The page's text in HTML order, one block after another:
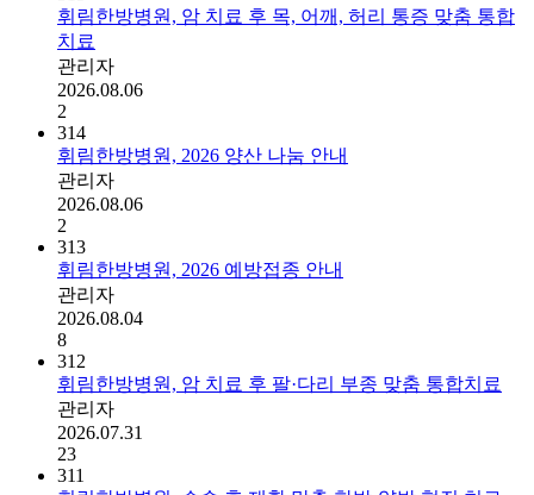
휘림한방병원, 암 치료 후 목, 어깨, 허리 통증 맞춤 통합
치료
관리자
2026.08.06
2
314
휘림한방병원, 2026 양산 나눔 안내
관리자
2026.08.06
2
313
휘림한방병원, 2026 예방접종 안내
관리자
2026.08.04
8
312
휘림한방병원, 암 치료 후 팔·다리 부종 맞춤 통합치료
관리자
2026.07.31
23
311